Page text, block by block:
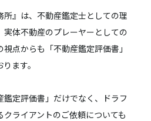
所』は、不動産鑑定士としての理
体不動産のプレーヤーとしての
点からも「不動産鑑定評価書」
ます。
定評価書」だけでなく、ドラフ
クライアントのご依頼についても